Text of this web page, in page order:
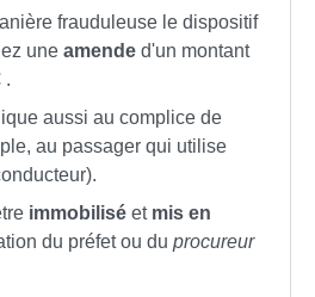
frauduleuse le dispositif
une amende d'un montant
.
aussi au complice de
au passager qui utilise
immobilisé et mis en
du préfet ou du procureur